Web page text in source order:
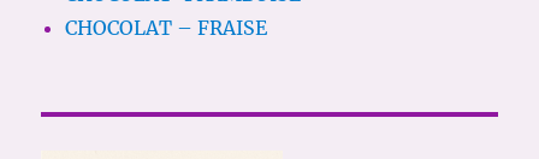
CHOCOLAT – FRAISE